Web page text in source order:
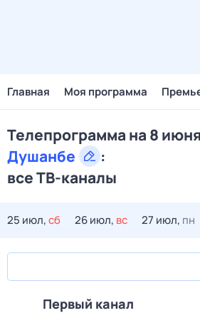
Главная Моя программа
Телепрограмма на 8
Душанбе
:
все ТВ-каналы
25 июл,сб 26 июл, вс 27 июл, пн
Первый канал